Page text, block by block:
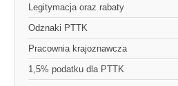
Legitymacja oraz rabaty
Odznaki PTTK
Pracownia krajoznawcza
1,5% podatku dla PTTK